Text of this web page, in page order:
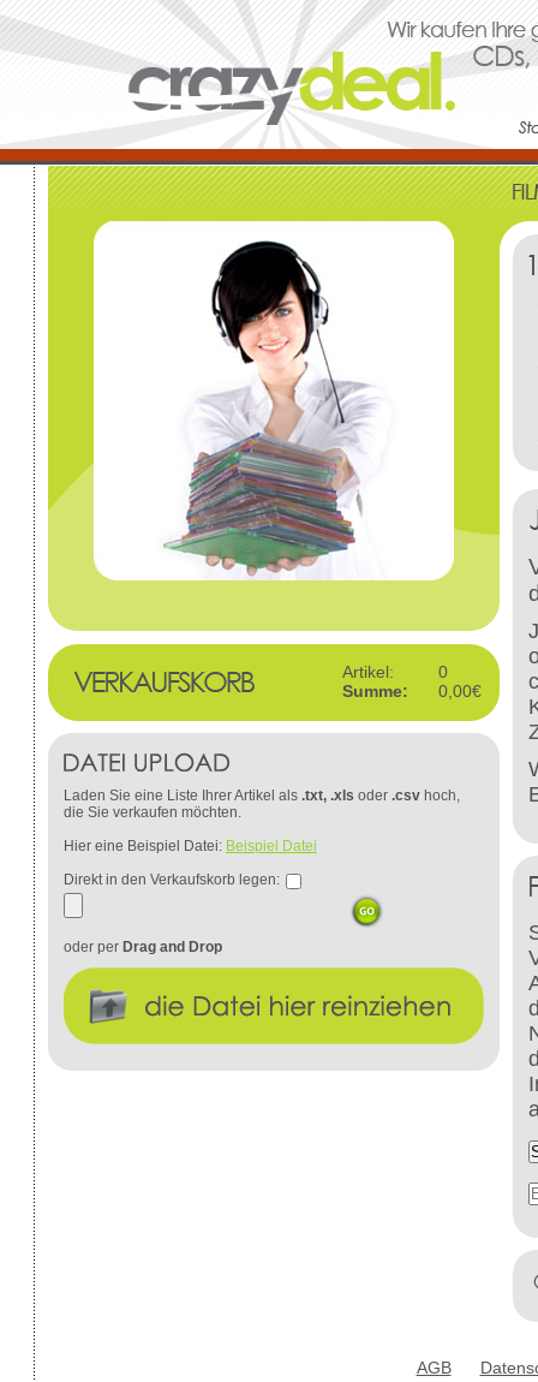
Artikel:
0
Summe:
0,00€
Laden Sie eine Liste Ihrer Artikel als .txt, .xls oder .csv hoch,
die Sie verkaufen möchten.
Hier eine Beispiel Datei: Beispiel Datei
Direkt in den Verkaufskorb legen:
oder per Drag and Drop
AGB